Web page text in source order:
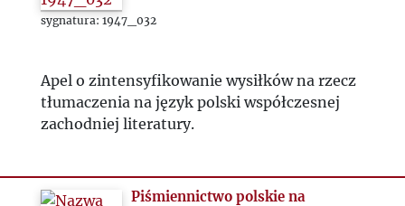
1958
1960
sygnatura: 1947_032
Apel o zintensyfikowanie wysiłków na rzecz
tłumaczenia na język polski współczesnej
zachodniej literatury.
Piśmiennictwo polskie na